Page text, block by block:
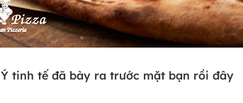
tinh tế đã bày ra trước mặt bạn rồi đây